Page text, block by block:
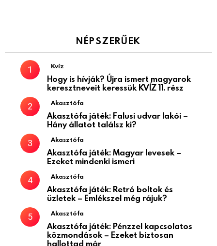
NÉPSZERŰEK
Kvíz
Hogy is hívják? Újra ismert magyarok
keresztneveit keressük KVÍZ 11. rész
Akasztófa
Akasztófa játék: Falusi udvar lakói –
Hány állatot találsz ki?
Akasztófa
Akasztófa játék: Magyar levesek –
Ezeket mindenki ismeri
Akasztófa
Akasztófa játék: Retró boltok és
üzletek – Emlékszel még rájuk?
Akasztófa
Akasztófa játék: Pénzzel kapcsolatos
közmondások – Ezeket biztosan
hallottad már